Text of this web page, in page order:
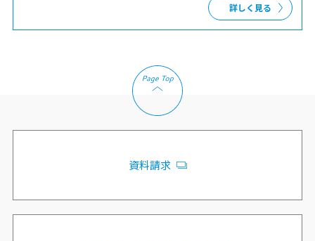
詳しく見る
資料請求